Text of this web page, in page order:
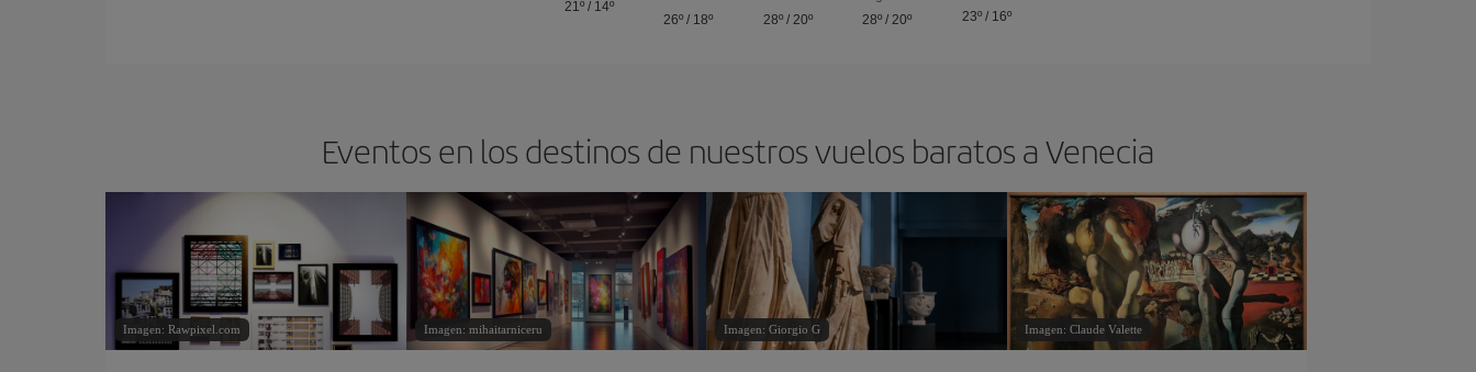
21º/ 14º
26º / 18º
28º/ 20º
28º /20º
23º/ 16º
Eventos en los destinos de nuestros vuelos baratos a Venecia
Imagen: Rawpixel.com Imagen: mihaitarniceru Imagen: Giorgio G Imagen: Claude Valette